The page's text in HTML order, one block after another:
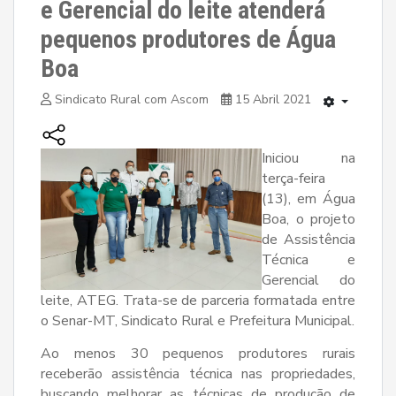
e Gerencial do leite atenderá
pequenos produtores de Água
Boa
Sindicato Rural com Ascom 15 Abril 2021
Iniciou na
terça-feira
(13), em Água
Boa, o projeto
de Assistência
Técnica e
Gerencial do
leite, ATEG. Trata-se de parceria formatada entre
o Senar-MT, Sindicato Rural e Prefeitura Municipal.
Ao menos 30 pequenos produtores rurais
receberão assistência técnica nas propriedades,